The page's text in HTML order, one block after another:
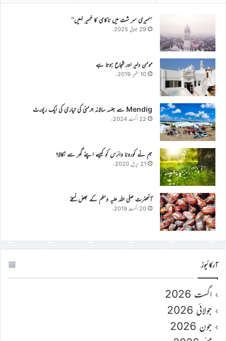
’’میری سر شت میں ناکامی کا خمیر نہیں‘‘
29 جولائی 2025ء
مومن دلیر اور شجاع ہوتا ہے
10 ستمبر 2019ء
Mendig سے جلسہ سالانہ جرمنی کی تیاری کی ایک رپورٹ
22 اگست 2024ء
ہم نے کورونا وائرس کو کیسے اپنے گھر سے نکالا؟
21 اپریل 2020ء
آنحضرت صلی اللہ علیہ وسلم کے بعض نسخے
20 اگست 2019ء
آرکائیوز
اگست 2026
جولائی 2026
جون 2026